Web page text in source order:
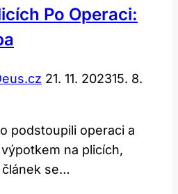
Po Operaci:
21. 11. 202315. 8.
podstoupili operaci a
na plicích,
článek se…